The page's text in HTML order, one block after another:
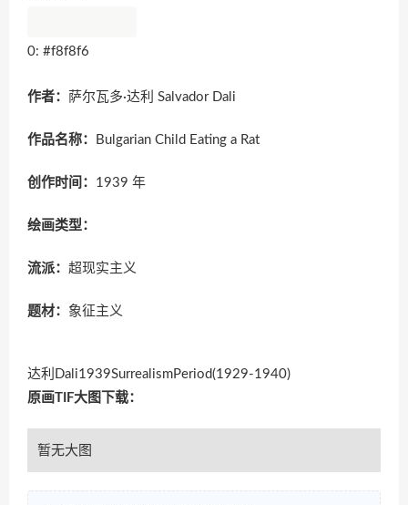
0: #f8f8f6
作者： 萨尔瓦多·达利 Salvador Dali
作品名称： Bulgarian Child Eating a Rat
创作时间： 1939 年
绘画类型：
流派： 超现实主义
题材： 象征主义
达利Dali1939SurrealismPeriod(1929-1940)
原画TIF大图下载：
暂无大图